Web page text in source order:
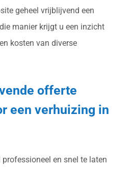
geheel vrijblijvend een
manier krijgt u een inzicht
kosten van diverse
offerte
een verhuizing in
en snel te laten